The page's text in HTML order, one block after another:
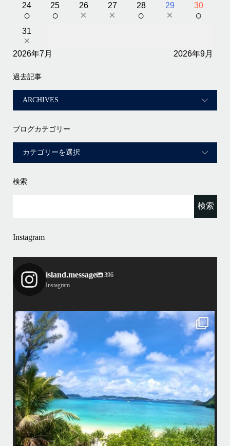
24
○
25
○
26
×
27
×
28
○
29
×
30
○
31
×
2026年7月 2026年9月
過去記事
ブログカテゴリー
検索
Instagram
island.message
396
Instagram
island.message
はいさい！
アイランドメッセージです
•
最近投稿できてませんでしたが今シーズンも渡嘉敷島上陸ツアーとケラ
マ体験ダイビング&シュノーケル班に分かれて毎日海へ行っております
•
海が穏やかな日がずーっと続いていてボートダイビングには最高のコン
ディションです！
昔よく潜りに来て下さっていたリピーターさんの子供が10才になったの
で一緒にダイビングデビュー…なんて嬉しいシチュエーションもあり、
毎日色々なお客様と楽しくご一緒させて頂いてます
渡嘉敷島の方も夏には珍しい北風つづきのおかげでビーチが穏やか
...
8月 14